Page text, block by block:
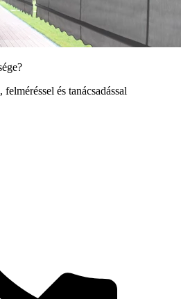
és tanácsadással